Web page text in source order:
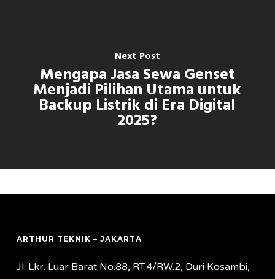
Next Post
Mengapa Jasa Sewa Genset
Menjadi Pilihan Utama untuk
Backup Listrik di Era Digital
2025?
ARTHUR TEKNIK – JAKARTA
Jl. Lkr. Luar Barat No.88, RT.4/RW.2, Duri Kosambi,